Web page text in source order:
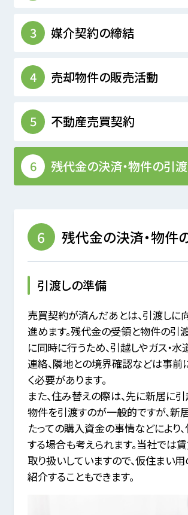
3 媒介契約の締結
4 売却物件の販売活動
5 不動産売買契約
6 残代金の決済・物件の引
6 残代金の決済・物件
引渡しの準備
売買契約が済んだあとは、引渡しに
進めます。残代金の受領と物件の引
に同時に行うため、引越しやガス・
連絡、隣地との境界確認などは事前
く必要があります。
また、住み替えの際は、先に新居に
物件を引渡すのが一般的ですが、新
たっての購入資金の事情などにより
する場合も考えられます。当社では
取り扱いしていますので、仮住まい
紹介することもできます。